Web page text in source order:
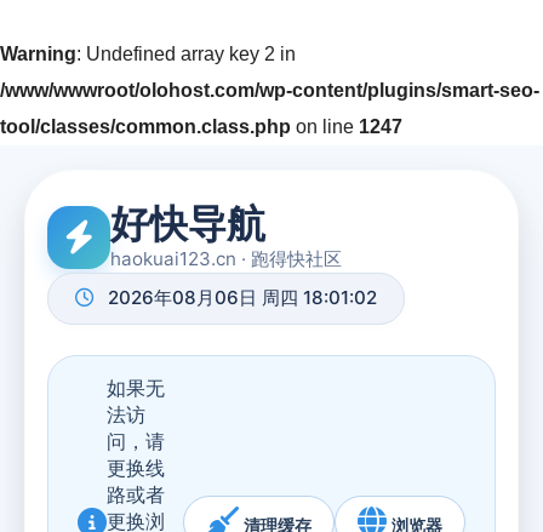
Warning: Undefined array key 2 in
/www/wwwroot/olohost.com/wp-content/plugins/smart-seo-
tool/classes/common.class.php on line 1247